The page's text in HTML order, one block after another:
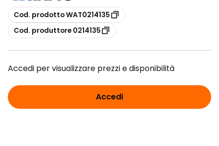
copia
Cod. prodotto WAT0214135
copia
Cod. produttore 0214135
Accedi per visualizzare prezzi e disponibilità
Accedi